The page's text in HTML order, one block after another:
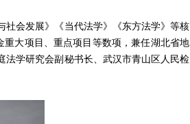
会发展》《当代法学》《东方法学》等核
大项目、重点项目等数项，兼任湖北省地
学研究会副秘书长、武汉市青山区人民检